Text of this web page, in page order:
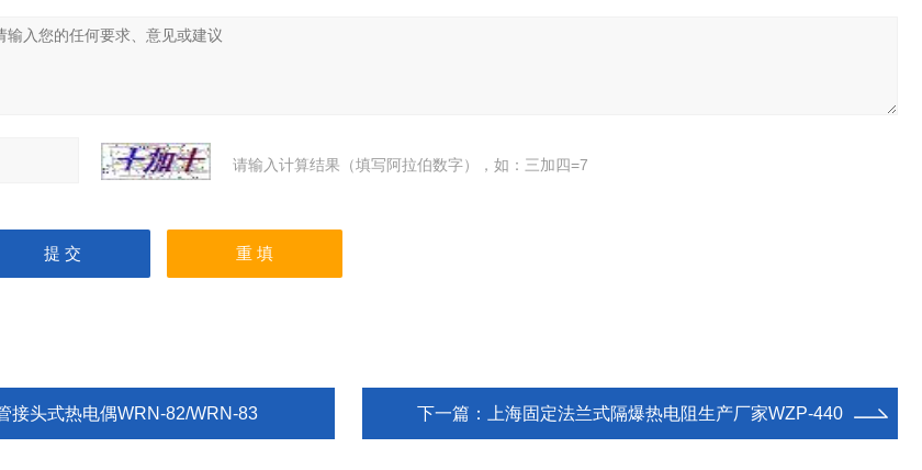
请输入计算结果（填写阿拉伯数字），如：三加四=7
接头式热电偶WRN-82/WRN-83 下一篇： 上海固定法兰式隔爆热电阻生产厂家WZP-440